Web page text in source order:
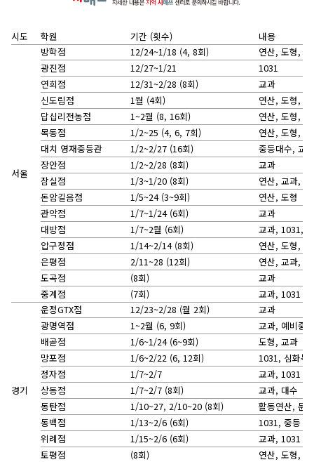
시도 학원 기간 (횟수) 내용
서울
방학점 12/24~1/18 (4, 8회)
연산, 도형,
광진점
12/27~1/21
1031
연희점
12/31~2/28 (8회)
교과
신도림점
1월 (4회)
연산, 도형,
답십리전농점
1~2월 (8, 16회)
연산, 도형,
목동점
1/2~25 (4, 6, 7회)
연산, 도형,
대치 영재중등관
1/2~2/27 (16회)
중등대수, 교과
장안점
1/2~2/28 (8회)
교과
잠실점
1/3~1/20 (8회)
연산, 교과,
돈암길음점
1/5~24 (3~9회)
연산, 도형
관악점
1/7~1/24 (6회)
교과
대방점
1/7~2월 (6회)
교과, 1031,
압구정점
1/14~2/14 (8회)
연산, 도형,
은평점
2/11~28 (12회)
연산, 교과,
도곡점
(8회)
교과
중계점
(7회) 교과, 1031
경기
운정GTX점 12/23~2/28 (월 2회)
교과
광명역점
1~2월 (6, 9회)
교과, 예비중등
배곧점
1/6~1/24 (6~9회)
도형, 교과
망포점
1/6~2/22 (6, 12회)
1031, 심화복
정자점
1/7~2/7
교과, 1031
상동점
1/7~2/7 (8회)
교과, 대수
동탄점
1/10~27, 2/10~20 (8회)
활동연산, 문
동백점
1/13~2/6 (6회)
1031, 중등
위례점
1/15~2/6 (6회)
교과, 1031
토평점
(8회)
연산, 도형, 교